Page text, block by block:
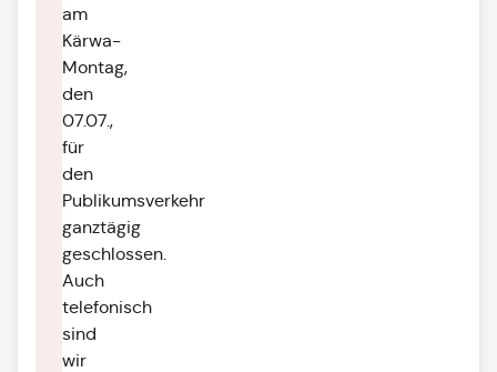
am
Kärwa-
Montag,
den
07.07.,
für
den
Publikumsverkehr
ganztägig
geschlossen.
Auch
telefonisch
sind
wir